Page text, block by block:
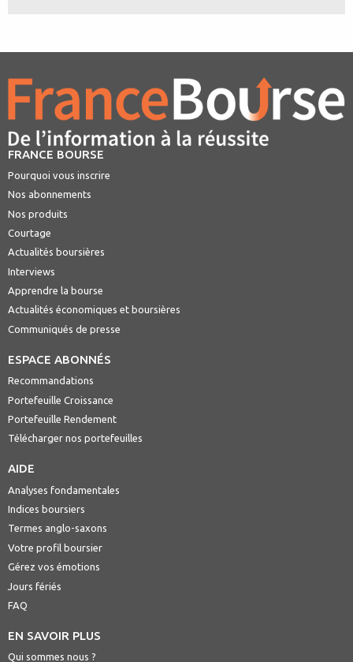
FRANCE BOURSE
Pourquoi vous inscrire
Nos abonnements
Nos produits
Courtage
Actualités boursières
Interviews
Apprendre la bourse
Actualités économiques et boursières
Communiqués de presse
ESPACE ABONNÉS
Recommandations
Portefeuille Croissance
Portefeuille Rendement
Télécharger nos portefeuilles
AIDE
Analyses fondamentales
Indices boursiers
Termes anglo-saxons
Votre profil boursier
Gérez vos émotions
Jours fériés
FAQ
EN SAVOIR PLUS
Qui sommes nous ?